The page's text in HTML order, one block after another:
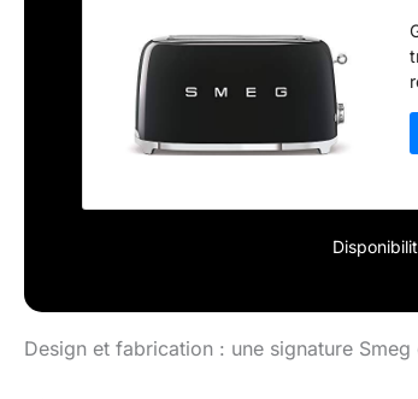
Design et fabrication : une signature